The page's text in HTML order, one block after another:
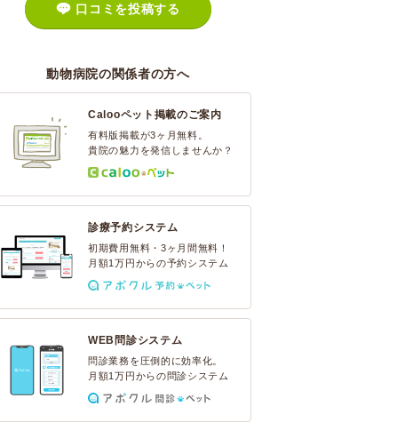
口コミを投稿する
動物病院の関係者の方へ
Calooペット掲載のご案内
有料版掲載が3ヶ月無料。
貴院の魅力を発信しませんか？
診療予約システム
初期費用無料・3ヶ月間無料！
月額1万円からの予約システム
WEB問診システム
問診業務を圧倒的に効率化。
月額1万円からの問診システム